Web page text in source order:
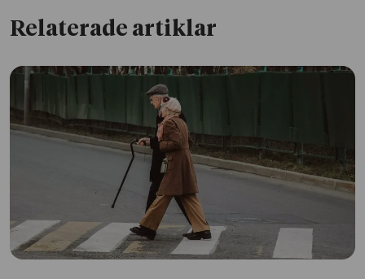
Relaterade artiklar